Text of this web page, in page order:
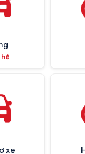
xe